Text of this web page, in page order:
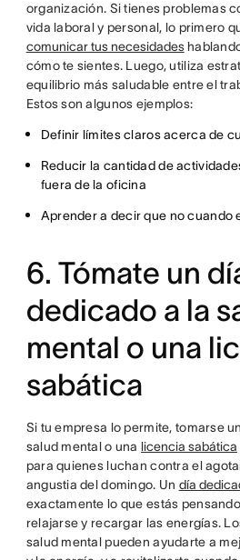
organización. Si tienes problemas
vida laboral y personal, lo primero
comunicar tus necesidades
cómo te sientes. Luego, utiliza
equilibrio más saludable entre el
Estos son algunos ejemplos:
Definir límites claros acerca de
Reducir la cantidad de
fuera de la oficina
Aprender a decir que no cuando
6. Tómate un
dedicado a la
mental o una
sabática
Si tu empresa lo permite, tomarse
salud mental o una licencia sabática
para quienes luchan contra el
angustia del domingo. Un día
exactamente lo que estás
relajarse y recargar las energías.
salud mental pueden ayudarte a